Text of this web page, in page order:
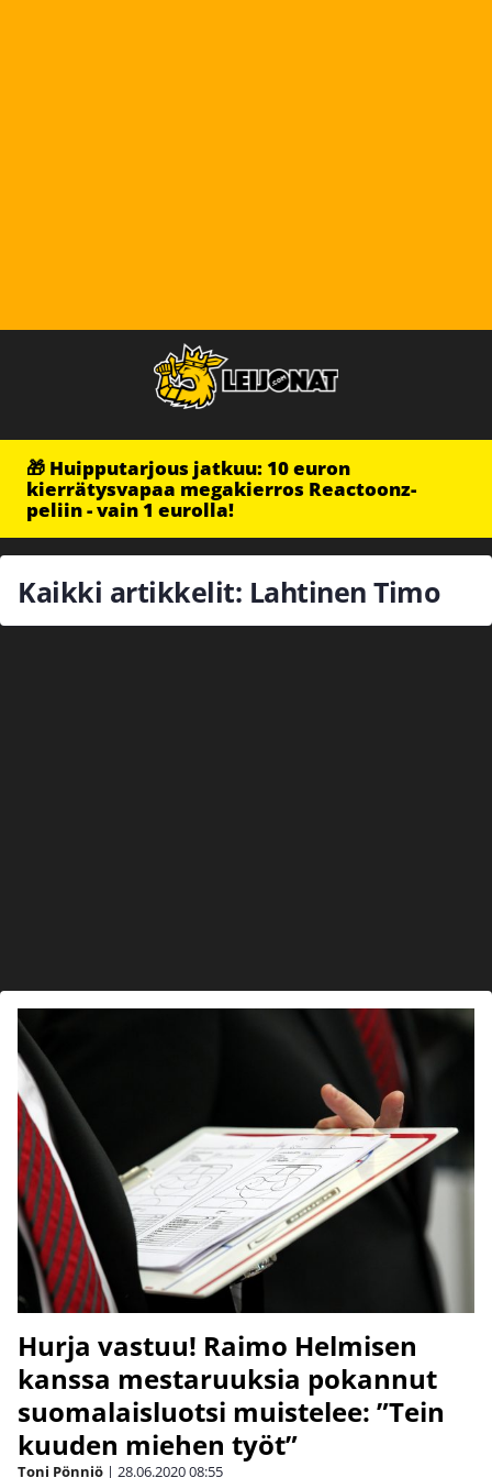
🎁 Huipputarjous jatkuu: 10 euron
kierrätysvapaa megakierros Reactoonz-
peliin - vain 1 eurolla!
Kaikki artikkelit: Lahtinen Timo
Hurja vastuu! Raimo Helmisen
kanssa mestaruuksia pokannut
suomalaisluotsi muistelee: ”Tein
kuuden miehen työt”
Toni Pönniö | 28.06.202008:55